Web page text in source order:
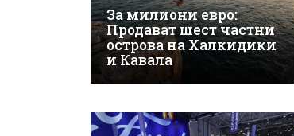
За милиони евро:
Продават шест частни
острова на Халкидики
и Кавала